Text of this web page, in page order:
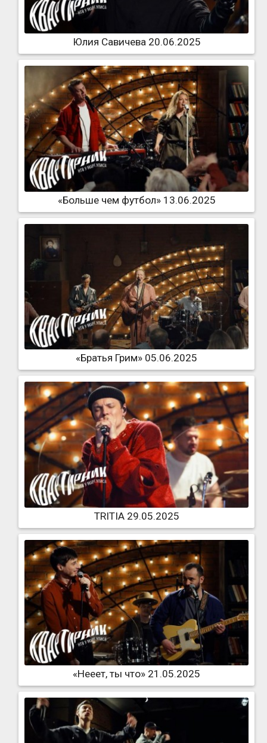
Юлия Савичева 20.06.2025
«Больше чем футбол» 13.06.2025
«Братья Грим» 05.06.2025
TRITIA 29.05.2025
«Нееет, ты что» 21.05.2025